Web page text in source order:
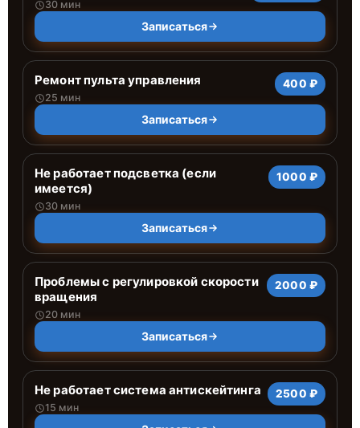
30 мин
Записаться
Ремонт пульта управления
25 мин
400 ₽
Записаться
Не работает подсветка (если
имеется)
30 мин
1000 ₽
Записаться
Проблемы с регулировкой скорости
вращения
20 мин
2000 ₽
Записаться
Не работает система антискейтинга
15 мин
2500 ₽